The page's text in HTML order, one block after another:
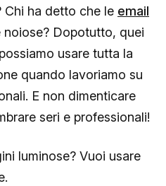
ha detto che le email
noiose? Dopotutto, quei
usare tutta la
quando lavoriamo su
E non dimenticare
seri e professionali!
luminose? Vuoi usare